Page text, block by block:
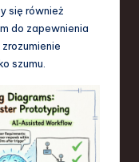
się również
do zapewnienia
szumu.